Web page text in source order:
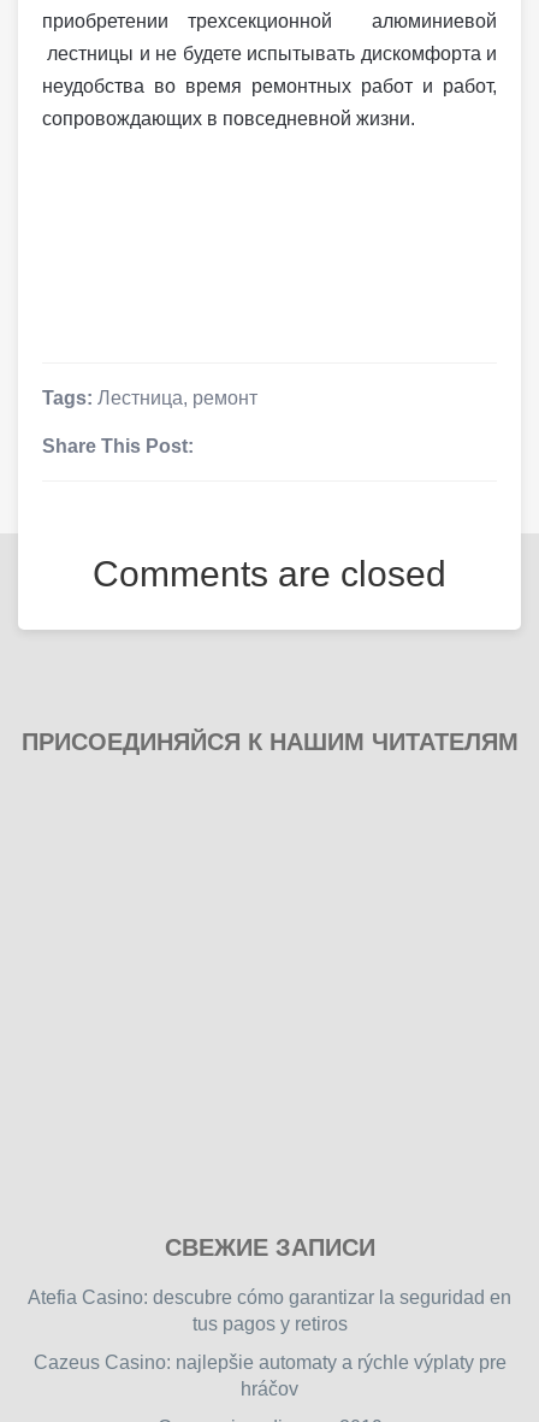
приобретении трехсекционной алюминиевой
лестницы и не будете испытывать дискомфорта и
неудобства во время ремонтных работ и работ,
сопровождающих в повседневной жизни.
Tags: Лестница, ремонт
Share This Post:
Comments are closed
ПРИСОЕДИНЯЙСЯ К НАШИМ ЧИТАТЕЛЯМ
free
games
СВЕЖИЕ ЗАПИСИ
Atefia Casino: descubre cómo garantizar la seguridad en
tus pagos y retiros
Cazeus Casino: najlepšie automaty a rýchle výplaty pre
hráčov